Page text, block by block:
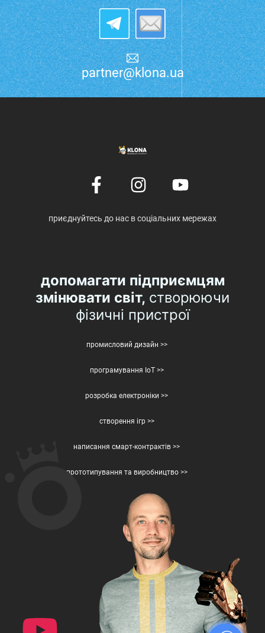
partner@klona.ua
приєднуйтесь до нас в соціальних мережах
допомагати підприємцям
змінювати світ, створюючи
фізичні пристрої
промисловий дизайн >>
програмування IoT >>
розробка електроніки >>
створення ігр >>
написання смарт-контрактів >>
прототипування та виробництво >>